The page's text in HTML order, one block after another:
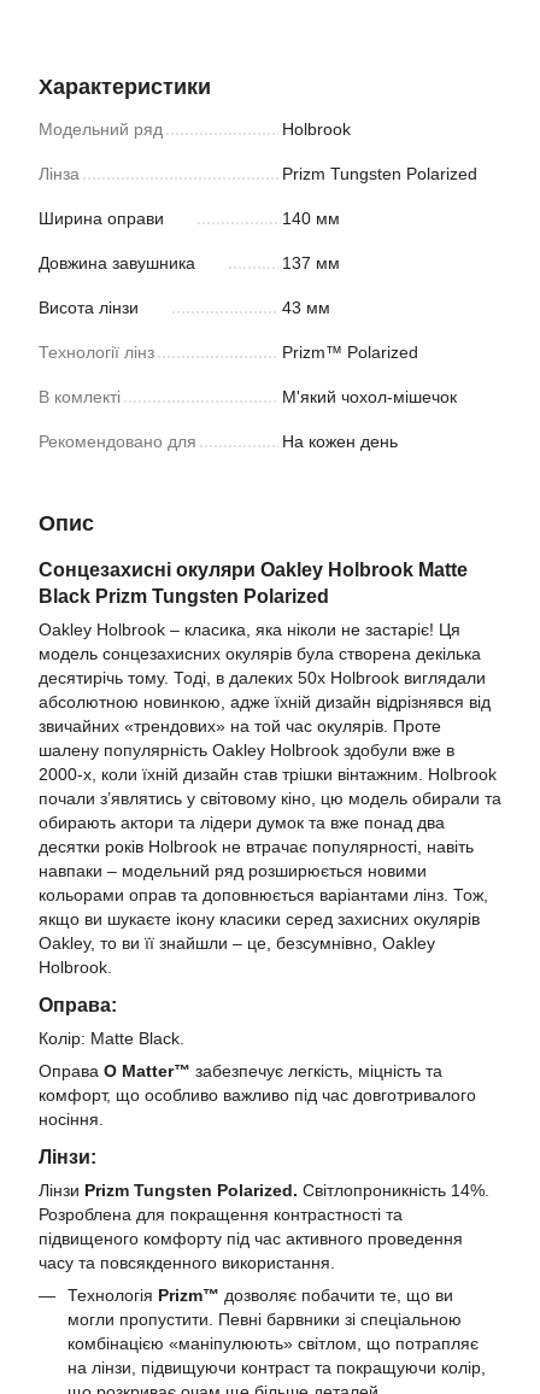
Характеристики
Модельний ряд Holbrook
Лінза Prizm Tungsten Polarized
Ширина оправи 140 мм
Довжина завушника 137 мм
Висота лінзи 43 мм
Технології лінз Prizm™ Polarized
В комлекті М'який чохол-мішечок
Рекомендовано для На кожен день
Опис
Сонцезахисні окуляри Oakley Holbrook Matte
Black Prizm Tungsten Polarized
Oakley Holbrook – класика, яка ніколи не застаріє! Ця
модель сонцезахисних окулярів була створена декілька
десятирічь тому. Тоді, в далеких 50х Holbrook виглядали
абсолютною новинкою, адже їхній дизайн відрізнявся від
звичайних «трендових» на той час окулярів. Проте
шалену популярність Oakley Holbrook здобули вже в
2000-х, коли їхній дизайн став трішки вінтажним. Holbrook
почали з’являтись у світовому кіно, цю модель обирали та
обирають актори та лідери думок та вже понад два
десятки років Holbrook не втрачає популярності, навіть
навпаки – модельний ряд розширюється новими
кольорами оправ та доповнюється варіантами лінз. Тож,
якщо ви шукаєте ікону класики серед захисних окулярів
Oakley, то ви її знайшли – це, безсумнівно, Oakley
Holbrook.
Оправа:
Колір: Matte Black.
Оправа O Matter™ забезпечує легкість, міцність та
комфорт, що особливо важливо під час довготривалого
носіння.
Лінзи:
Лінзи Prizm Tungsten Polarized. Світлопроникність 14%.
Розроблена для покращення контрастності та
підвищеного комфорту під час активного проведення
часу та повсякденного використання.
Технологія Prizm™ дозволяє побачити те, що ви
могли пропустити. Певні барвники зі спеціальною
комбінацією «маніпулюють» світлом, що потрапляє
на лінзи, підвищуючи контраст та покращуючи колір,